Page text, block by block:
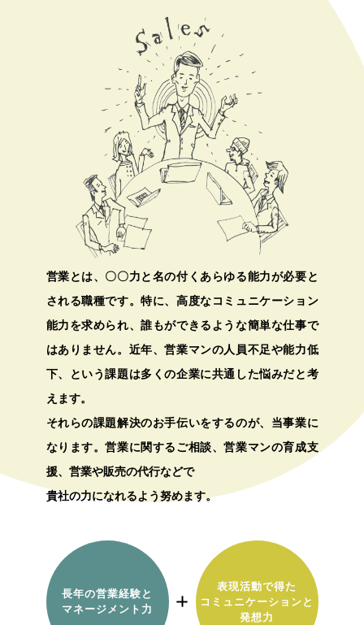
営業とは、〇〇力と名の付くあらゆる能力が必要と
される職種です。特に、高度なコミュニケーション
能力を求められ、誰もができるような簡単な仕事で
はありません。近年、営業マンの人員不足や能力低
下、という課題は多くの企業に共通した悩みだと考
えます。
それらの課題解決のお手伝いをするのが、当事業に
なります。営業に関するご相談、営業マンの育成支
援、営業や販売の代行などで
貴社の力になれるよう努めます。
長年の営業経験と
マネージメント力
表現活動で得た
コミュニケーションと
発想力